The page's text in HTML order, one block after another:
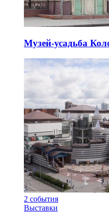
Музей-усадьба
2 события
Выставки